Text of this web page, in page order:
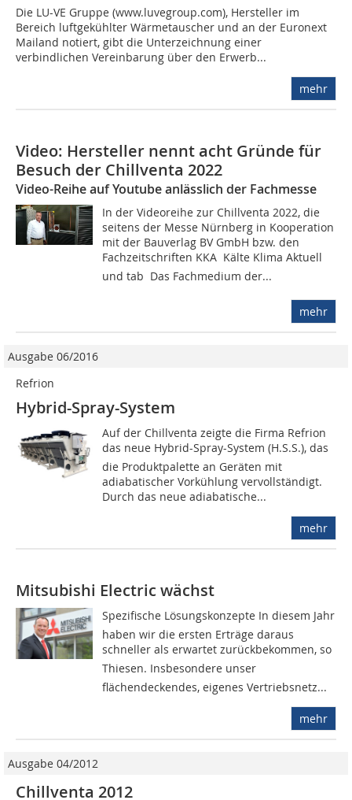
Die LU-VE Gruppe (www.luvegroup.com), Hersteller im
Bereich luftgekühlter Wärmetauscher und an der Euronext
Mailand notiert, gibt die Unterzeichnung einer
verbindlichen Vereinbarung über den Erwerb...
mehr
Video: Hersteller nennt acht Gründe für
Besuch der Chillventa 2022
Video-Reihe auf Youtube anlässlich der Fachmesse
In der Videoreihe zur Chillventa 2022, die
seitens der Messe Nürnberg in Kooperation
mit der Bauverlag BV GmbH bzw. den
Fachzeitschriften KKA  Kälte Klima Aktuell
und tab  Das Fachmedium der...
mehr
Ausgabe 06/2016
Refrion
Hybrid-Spray-System
Auf der Chillventa zeigte die Firma Refrion
das neue Hybrid-Spray-System (H.S.S.), das
die Produktpalette an Geräten mit
adiabatischer Vorkühlung vervollständigt.
Durch das neue adiabatische...
mehr
Mitsubishi Electric wächst
Spezifische Lösungskonzepte In diesem Jahr
haben wir die ersten Erträge daraus
schneller als erwartet zurückbekommen, so
Thiesen. Insbesondere unser
flächendeckendes, eigenes Vertriebsnetz...
mehr
Ausgabe 04/2012
Chillventa 2012